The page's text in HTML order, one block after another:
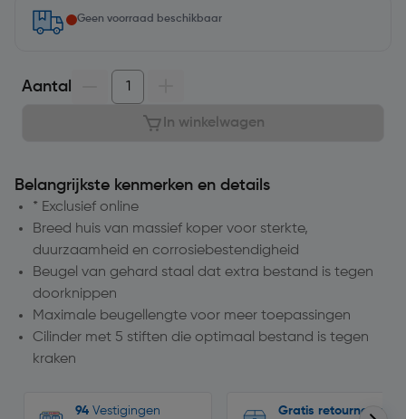
Geen voorraad beschikbaar
Aantal
In winkelwagen
Belangrijkste kenmerken en details
* Exclusief online
Breed huis van massief koper voor sterkte,
duurzaamheid en corrosiebestendigheid
Beugel van gehard staal dat extra bestand is tegen
doorknippen
Maximale beugellengte voor meer toepassingen
Cilinder met 5 stiften die optimaal bestand is tegen
kraken
94 Vestigingen
Gratis retourneren